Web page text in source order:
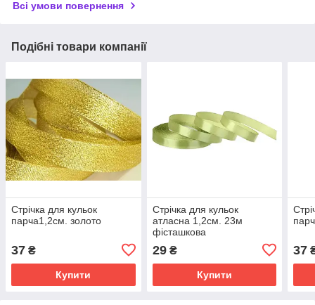
Всі умови повернення
Подібні товари компанії
Стрічка для кульок
парча1,2см. золото
37 ₴
Купити
Стрічка для кульок
атласна 1,2см. 23м
фісташкова
29₴
Купити
37